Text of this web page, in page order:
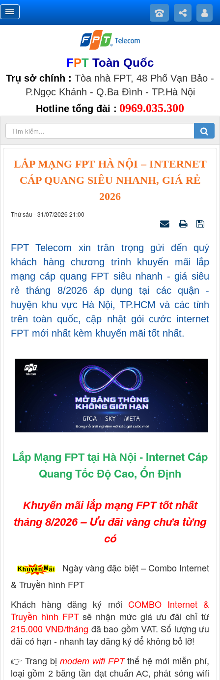
FPT Toàn Quốc
Trụ sở chính : Tòa nhà FPT, 48 Phố Vạn Bảo -
P.Ngọc Khánh - Q.Ba Đình - TP.Hà Nội
Hotline tổng đài : 0969.035.300
LẮP MẠNG FPT HÀ NỘI – INTERNET
CÁP QUANG SIÊU NHANH, GIÁ RẺ
2026
Thứ sáu - 31/07/2026 21:00
FPT Telecom xin trân trọng gửi đến quý
khách hàng chương trình khuyến mãi lắp
mạng cáp quang FPT siêu nhanh - giá siêu
rẻ tháng 8/2026 áp dụng tại các quận -
huyện khu vực Hà Nội, TP.HCM và các tỉnh
trên toàn quốc, cập nhật gói cước internet
FPT mới nhất kèm khuyến mãi tốt nhất.
Lắp Mạng FPT tại Hà Nội - Internet Cáp
Quang Tốc Độ Cao, Ổn Định
Khuyến mãi lắp mạng FPT tốt nhất
tháng 8/2026 – Ưu đãi vàng chưa từng
có
Ngày vàng đặc biệt – Combo Internet
& Truyền hình FPT
Khách hàng đăng ký mới COMBO Internet &
Truyền hình FPTsẽ nhận mức giá ưu đãi chỉ từ
215.000 VNĐ/tháng đã bao gồm VAT. Số lượng ưu
đãi có hạn - nhanh tay đăng ký để không bỏ lỡ!
👉 Trang bị modem wifi FPT thế hệ mới miễn phí,
loại gồm 2 băng tần đạt chuẩn AC, phát sóng wifi